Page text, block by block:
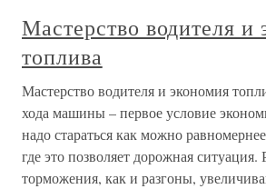
Мастерство водителя и
топлива
Мастерство водителя и экономия
хода машины – первое условие
надо стараться как можно
где это позволяет дорожная ситуация.
торможения, как и разгоны,